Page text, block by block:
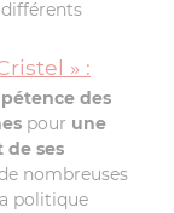
» :
des
pour une
de ses
nombreuses
politique